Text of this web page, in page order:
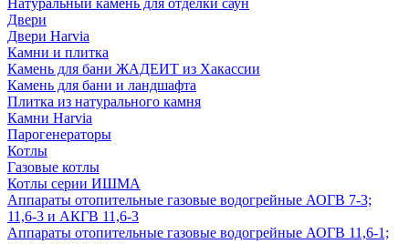
Натуральный камень для отделки саун
Двери
Двери Harvia
Камни и плитка
Камень для бани ЖАДЕИТ из Хакассии
Камень для бани и ландшафта
Плитка из натурального камня
Камни Harvia
Парогенераторы
Котлы
Газовые котлы
Котлы серии ИШМА
Аппараты отопительные газовые водогрейные АОГВ 7-3;
11,6-3 и АКГВ 11,6-3
Аппараты отопительные газовые водогрейные АОГВ 11,6-1;